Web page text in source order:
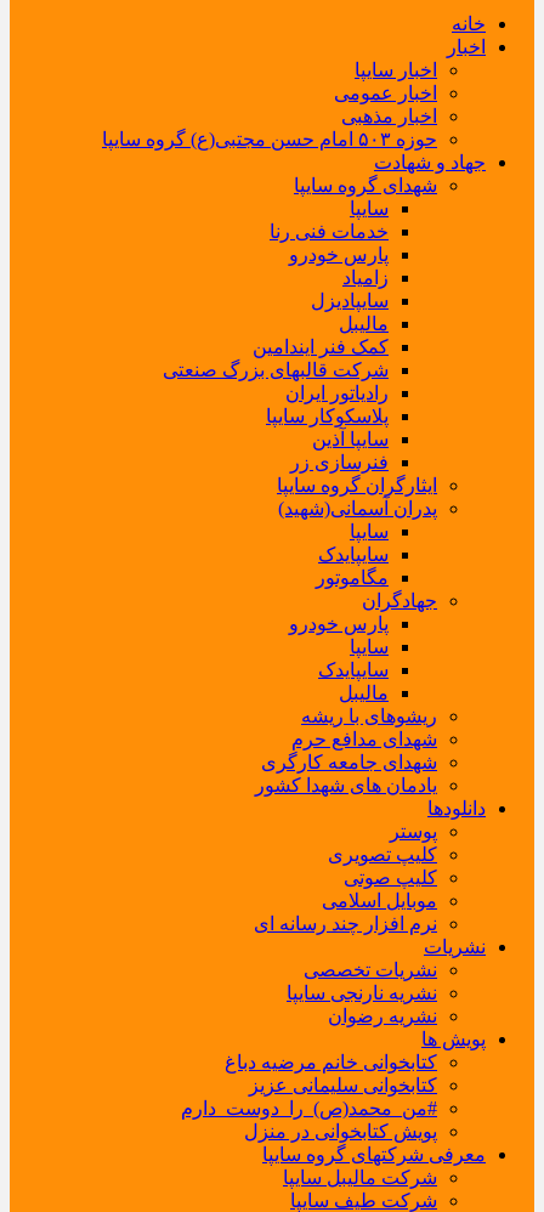
خانه
اخبار
اخبار سایپا
اخبار عمومی
اخبار مذهبی
حوزه ۵۰۳ امام حسن مجتبی(ع) گروه سایپا
جهاد و شهادت
شهدای گروه سایپا
سایپا
خدمات فنی رنا
پارس خودرو
زامیاد
سایپادیزل
مالیبل
کمک فنر ایندامین
شرکت قالبهای بزرگ صنعتی
رادیاتور ایران
پلاسکوکار سایپا
سایپا آذین
فنرسازی زر
ایثارگران گروه سایپا
پدران آسمانی(شهید)
سایپا
سایپایدک
مگاموتور
جهادگران
پارس خودرو
سایپا
سایپایدک
مالیبل
ریشوهای با ریشه
شهدای مدافع حرم
شهدای جامعه کارگری
یادمان های شهدا کشور
دانلودها
پوستر
کلیپ تصویری
کلیپ صوتی
موبایل اسلامی
نرم افزار چند رسانه ای
نشریات
نشریات تخصصی
نشریه نارنجی سایپا
نشریه رضوان
پویش ها
کتابخوانی خانم مرضیه دباغ
کتابخوانی سلیمانی عزیز
#من_محمد(ص)_را_دوست_دارم
پویش کتابخوانی در منزل
معرفی شرکتهای گروه سایپا
شرکت مالیبل سایپا
شرکت طیف سایپا